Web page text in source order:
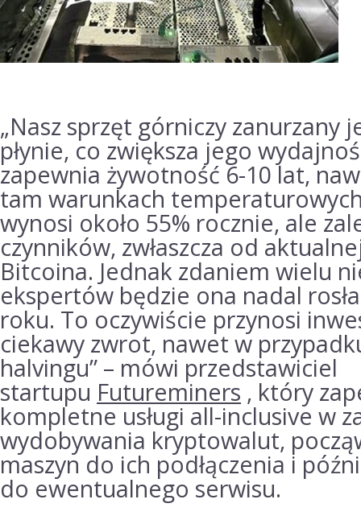
„Nasz sprzęt górniczy zanurzany
płynie, co zwiększa jego
zapewnia żywotność 6-10 lat,
tam warunkach
wynosi około 55% rocznie, ale
czynników, zwłaszcza od
Bitcoina. Jednak zdaniem wielu
ekspertów będzie ona nadal
roku. To oczywiście przynosi
ciekawy zwrot, nawet w
halvingu” – mówi przedstawiciel
startupu Futureminers , który
kompletne usługi all-inclusive w
wydobywania kryptowalut,
maszyn do ich podłączenia i
do ewentualnego serwisu.